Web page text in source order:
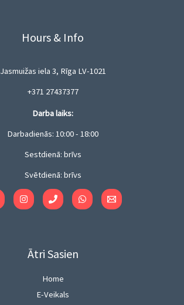
Hours & Info
Jasmuižas iela 3, Rīga LV-1021
+371 27437377
Darba laiks:
Darbadienās: 10:00 - 18:00
Sestdienā: brīvs
Svētdienā: brīvs
Ātri Sasien
Home
E-Veikals